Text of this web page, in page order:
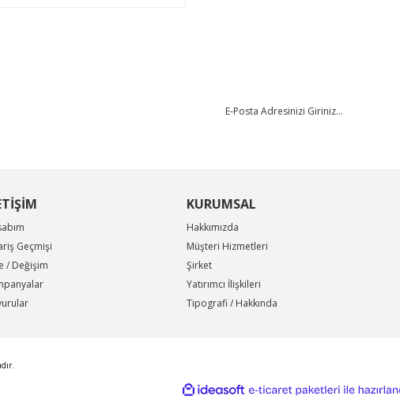
Geçmişi
/ Değişim
KURUMSAL
Hakkımızda
Müşteri Hizmetleri
Şirket
Yatırımcı İlişkileri
Tipografi / Hakkında
ideasoft
e-